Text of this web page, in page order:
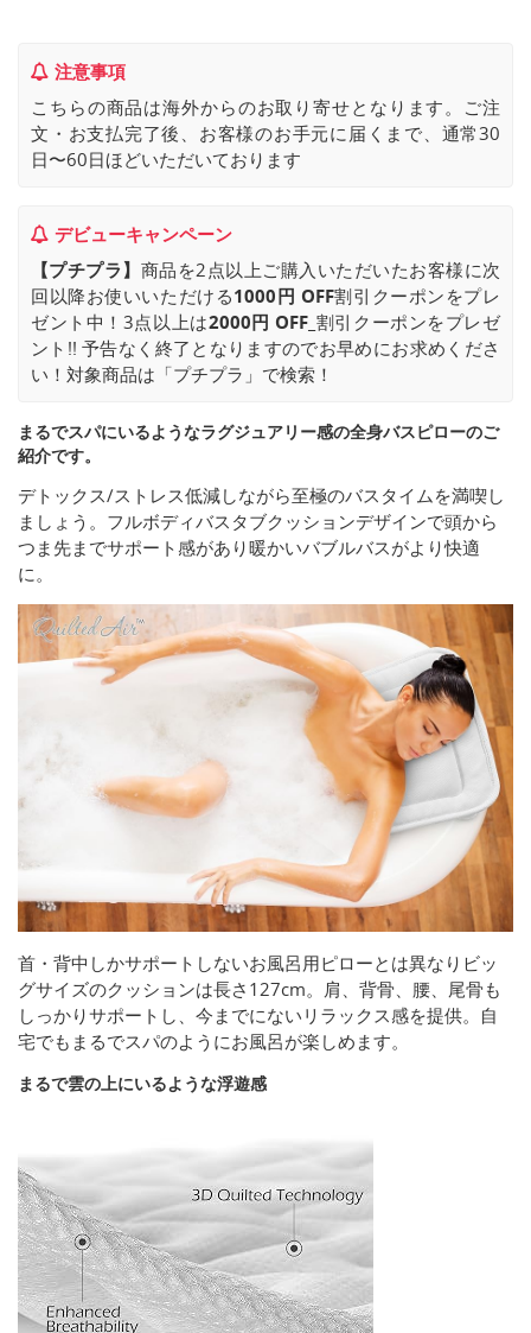
注意事項
こちらの商品は海外からのお取り寄せとなります。ご注
文・お支払完了後、お客様のお手元に届くまで、通常30
日〜60日ほどいただいております
デビューキャンペーン
【プチプラ】 商品を2点以上ご購入いただいたお客様に次
回以降お使いいただける1000円 OFF割引クーポンをプレ
ゼント中！3点以上は2000円 OFF_ 割引クーポンをプレゼ
ント!! 予告なく終了となりますのでお早めにお求めくださ
い！対象商品は「プチプラ」で検索！
まるでスパにいるようなラグジュアリー感の全身バスピローのご
紹介です。
デトックス/ストレス低減しながら至極のバスタイムを満喫し
ましょう。フルボディバスタブクッションデザインで頭から
つま先までサポート感があり暖かいバブルバスがより快適
に。
首・背中しかサポートしないお風呂用ピローとは異なりビッ
グサイズのクッションは長さ127cm。肩、背骨、腰、尾骨も
しっかりサポートし、今までにないリラックス感を提供。自
宅でもまるでスパのようにお風呂が楽しめます。
まるで雲の上にいるような浮遊感